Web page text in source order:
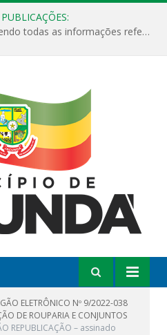
Relatórios Detalhados contendo todas as informações referentes a execução de recursos destinados ao fomento de projetos culturais no Município de Jacundá entre os anos de 2022 ao presente ano de 2026.
ELETRÔNICO Nº 9/2022-038
DE ROUPARIA E CONJUNTOS
REPUBLICAÇÃO – assinado